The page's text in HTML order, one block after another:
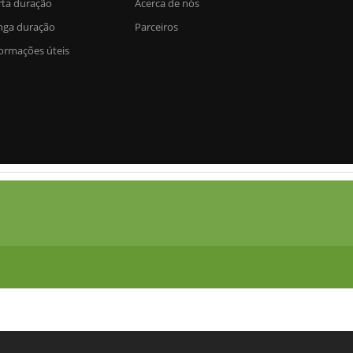
duração
duração
úteis
Acerca de nós
Parceiros